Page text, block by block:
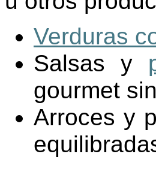
Verduras
Salsas y
gourmet
Arroces y